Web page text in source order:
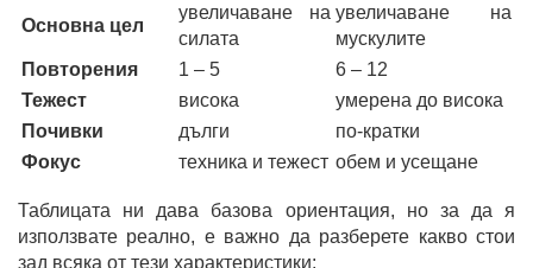
Основна цел
увеличаване на
силата
увеличаване на
мускулите
Повторения
1 – 5
6 – 12
Тежест
висока
умерена до висока
Почивки
дълги
по-кратки
Фокус
техника и тежест обем и усещане
Таблицата ни дава базова ориентация, но за да я
използвате реално, е важно да разберете какво стои
зад всяка от тези характеристики: